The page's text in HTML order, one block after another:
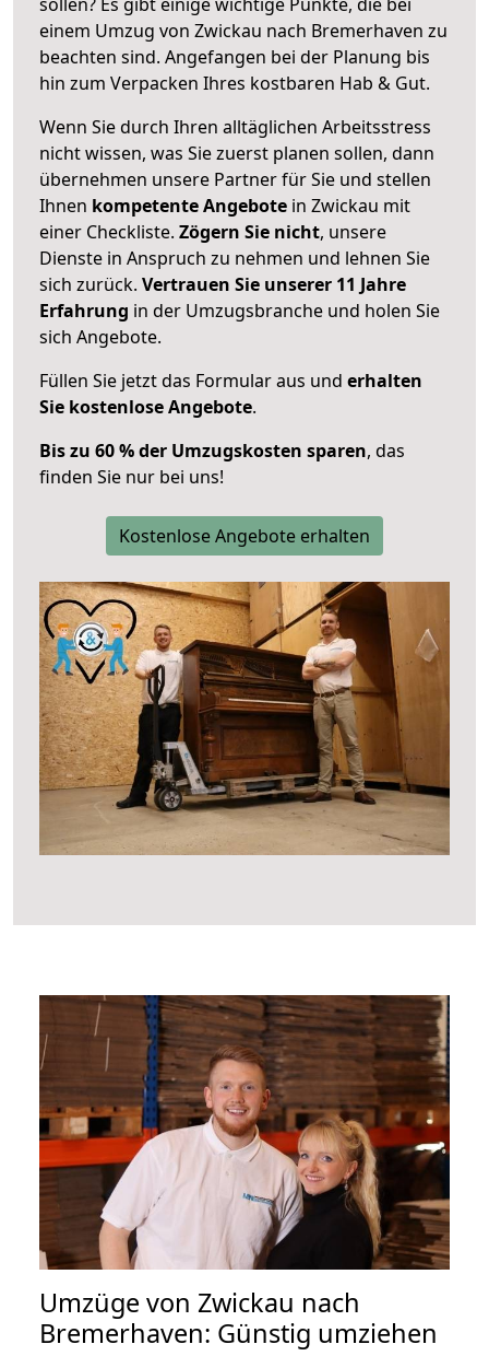
einem Umzug von Zwickau nach Bremerhaven zu
beachten sind. Angefangen bei der Planung bis
hin zum Verpacken Ihres kostbaren Hab & Gut.
Wenn Sie durch Ihren alltäglichen Arbeitsstress
nicht wissen, was Sie zuerst planen sollen, dann
übernehmen unsere Partner für Sie und stellen
Ihnen kompetente Angebote in Zwickau mit
einer Checkliste. Zögern Sie nicht, unsere
Dienste in Anspruch zu nehmen und lehnen Sie
sich zurück. Vertrauen Sie unserer 11 Jahre
Erfahrung in der Umzugsbranche und holen Sie
sich Angebote.
Füllen Sie jetzt das Formular aus und erhalten
Sie kostenlose Angebote.
Bis zu 60 % der Umzugskosten sparen, das
finden Sie nur bei uns!
Kostenlose Angebote erhalten
Umzüge von Zwickau nach
Bremerhaven: Günstig umziehen